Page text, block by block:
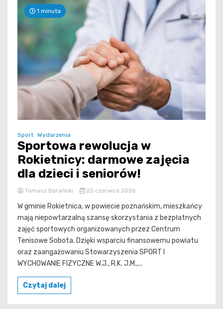
1 minuta
Sport Wydarzenia
Sportowa rewolucja w
Rokietnicy: darmowe zajęcia
dla dzieci i seniorów!
Tomasz Barański 22 czerwca 2026
W gminie Rokietnica, w powiecie poznańskim, mieszkańcy
mają niepowtarzalną szansę skorzystania z bezpłatnych
zajęć sportowych organizowanych przez Centrum
Tenisowe Sobota. Dzięki wsparciu finansowemu powiatu
oraz zaangażowaniu Stowarzyszenia SPORT I
WYCHOWANIE FIZYCZNE W.J., R.K. J.M.,...
Czytaj dalej